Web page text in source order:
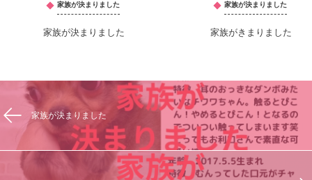
家族が決まりました
家族が決まりました
家族が決まりました
家族がきまりました
家族が決まりました